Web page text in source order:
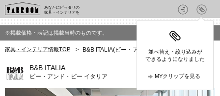
あなたにピッタリの
家具・インテリアを
並べ替え・絞り込みが
できるようになりました
MYクリップを見る
※掲載価格・表記は掲載当時のものです。
家具・インテリア情報TOP > B&B ITALIA(ビー・アンド・ビー イタリア)の家具
B&B ITALIA
ビー・アンド・ビー イタリア